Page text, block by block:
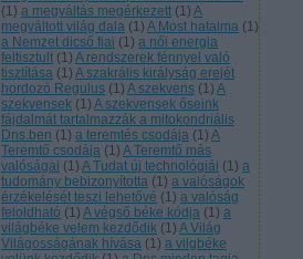
(1) a megváltás megérkezett (1) A
megváltott világ dala (1) A Most hatalma (1)
a Nemzet dicső fiai (1) a női energia
feltisztult (1) A rendszerek fénnyel való
tisztítása (1) A szakrális királyság erejét
hordozó Regulus (1) A szekvens (1) A
szekvensek (1) A szekvensek őseink
fájdalmát tartalmazzák a mitokondriális
Dns.ben (1) a teremtés csodája (1) A
Teremtő csodája (1) A Teremtő más
valóságai (1) A Tudat új technológiái (1) a
tudomány bebizonyította (1) a valóságok
érzékelését teszi lehetővé (1) a valóság
feloldható (1) A végső béke kódja (1) a
világbéke velem kezdődik (1) A Világ
Világosságának hívása (1) a vilgbéke